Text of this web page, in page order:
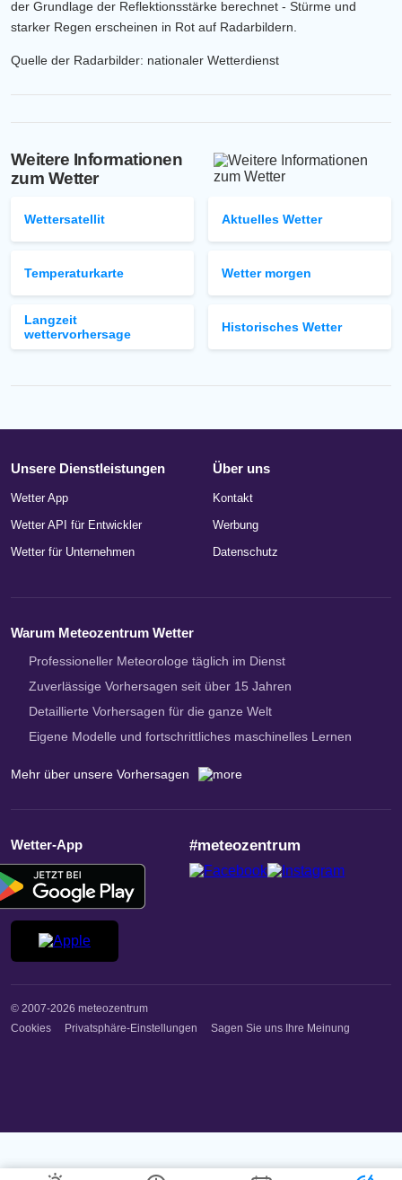
der Grundlage der Reflektionsstärke berechnet - Stürme und
starker Regen erscheinen in Rot auf Radarbildern.
Quelle der Radarbilder: nationaler Wetterdienst
Weitere Informationen
zum Wetter
Wettersatellit
Temperaturkarte
Langzeit
wettervorhersage
Aktuelles Wetter
Wetter morgen
Historisches Wetter
Unsere Dienstleistungen
Wetter App
Wetter API für Entwickler
Wetter für Unternehmen
Über uns
Kontakt
Werbung
Datenschutz
Warum Meteozentrum Wetter
Professioneller Meteorologe täglich im Dienst
Zuverlässige Vorhersagen seit über 15 Jahren
Detaillierte Vorhersagen für die ganze Welt
Eigene Modelle und fortschrittliches maschinelles Lernen
Mehr über unsere Vorhersagen
Wetter-App #meteozentrum
© 2007-2026 meteozentrum
Cookies
Privatsphäre-Einstellungen Sagen Sie uns Ihre Meinung